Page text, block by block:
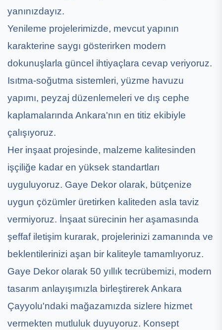
yanınızdayız.
Yenileme projelerimizde, mevcut yapının
karakterine saygı gösterirken modern
dokunuşlarla güncel ihtiyaçlara cevap veriyoruz.
Isıtma-soğutma sistemleri, yüzme havuzu
yapımı, peyzaj düzenlemeleri ve dış cephe
kaplamalarında Ankara'nın en titiz ekibiyle
çalışıyoruz.
Her inşaat projesinde, malzeme kalitesinden
işçiliğe kadar en yüksek standartları
uyguluyoruz. Gaye Dekor olarak, bütçenize
uygun çözümler üretirken kaliteden asla taviz
vermiyoruz. İnşaat sürecinin her aşamasında
şeffaf iletişim kurarak, projelerinizi zamanında ve
beklentilerinizi aşan bir kaliteyle tamamlıyoruz.
Gaye Dekor olarak 50 yıllık tecrübemizi, modern
tasarım anlayışımızla birleştirerek Ankara
Çayyolu'ndaki mağazamızda sizlere hizmet
vermekten mutluluk duyuyoruz. Konsept